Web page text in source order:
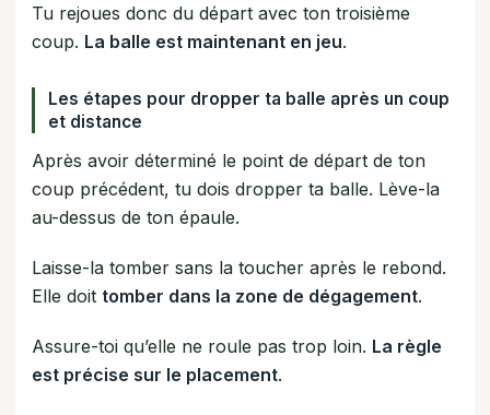
Tu rejoues donc du départ avec ton troisième
coup. La balle est maintenant en jeu.
Les étapes pour dropper ta balle après un coup
et distance
Après avoir déterminé le point de départ de ton
coup précédent, tu dois dropper ta balle. Lève-la
au-dessus de ton épaule.
Laisse-la tomber sans la toucher après le rebond.
Elle doit tomber dans la zone de dégagement.
Assure-toi qu’elle ne roule pas trop loin. La règle
est précise sur le placement.